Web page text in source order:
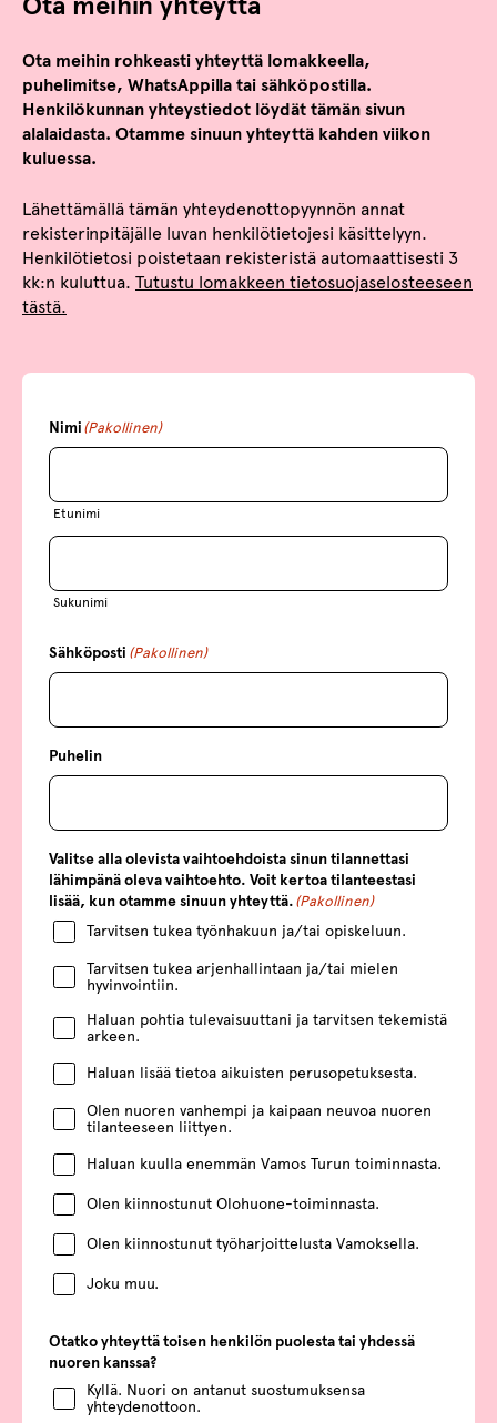
Ota meihin rohkeasti yhteyttä lomakkeella,
puhelimitse, WhatsAppilla tai sähköpostilla.
Henkilökunnan yhteystiedot löydät tämän sivun
alalaidasta. Otamme sinuun yhteyttä kahden viikon
kuluessa.
Lähettämällä tämän yhteydenottopyynnön annat
rekisterinpitäjälle luvan henkilötietojesi käsittelyyn.
Henkilötietosi poistetaan rekisteristä automaattisesti 3
kk:n kuluttua. Tutustu lomakkeen tietosuojaselosteeseen
tästä.
Nimi(Pakollinen)
Etunimi
Sukunimi
Sähköposti (Pakollinen)
Puhelin
Valitse alla olevista vaihtoehdoista sinun tilannettasi
lähimpänä oleva vaihtoehto. Voit kertoa tilanteestasi
lisää, kun otamme sinuun yhteyttä.(Pakollinen)
Tarvitsen tukea työnhakuun ja/tai opiskeluun.
Tarvitsen tukea arjenhallintaan ja/tai mielen
hyvinvointiin.
Haluan pohtia tulevaisuuttani ja tarvitsen tekemistä
arkeen.
Haluan lisää tietoa aikuisten perusopetuksesta.
Olen nuoren vanhempi ja kaipaan neuvoa nuoren
tilanteeseen liittyen.
Haluan kuulla enemmän Vamos Turun toiminnasta.
Olen kiinnostunut Olohuone-toiminnasta.
Olen kiinnostunut työharjoittelusta Vamoksella.
Joku muu.
Otatko yhteyttä toisen henkilön puolesta tai yhdessä
nuoren kanssa?
Kyllä. Nuori on antanut suostumuksensa
yhteydenottoon.